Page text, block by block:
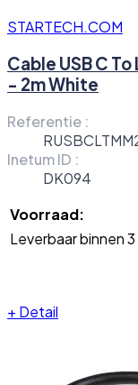
STARTECH.COM
Cable USB C
- 2m White
Referentie :
Inetum ID :
DK094
Voorraad:
Leverbaar binnen
+ Detail